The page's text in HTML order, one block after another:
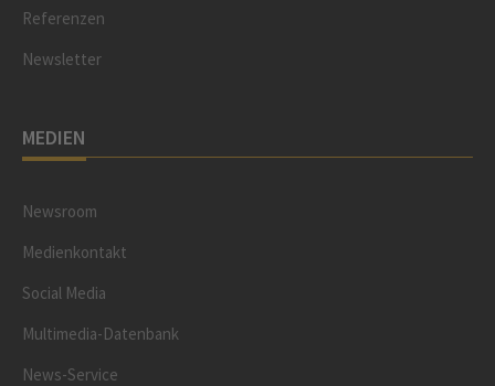
Referenzen
Newsletter
MEDIEN
Newsroom
Medienkontakt
Social Media
Multimedia-Datenbank
News-Service